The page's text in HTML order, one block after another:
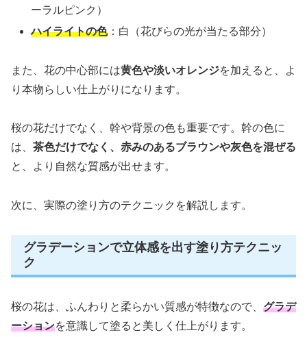
ーラルピンク）
ハイライトの色：白（花びらの光が当たる部分）
また、花の中心部には黄色や淡いオレンジを加えると、よ
り本物らしい仕上がりになります。
桜の花だけでなく、幹や背景の色も重要です。幹の色に
は、 茶色だけでなく、赤みのあるブラウンや灰色を混ぜる
と、より自然な質感が出せます。
次に、実際の塗り方のテクニックを解説します。
グラデーションで立体感を出す塗り方テクニッ
ク
桜の花は、ふんわりと柔らかい質感が特徴なので、 グラデ
ーションを意識して塗ると美しく仕上がります。